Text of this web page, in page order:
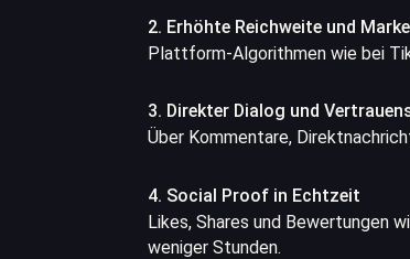
2. Erhöhte Reichweite und
Plattform-Algorithmen wie bei
3. Direkter Dialog und
Über Kommentare,
4. Social Proof in Echtzeit
Likes, Shares und Bewertungen
weniger Stunden.